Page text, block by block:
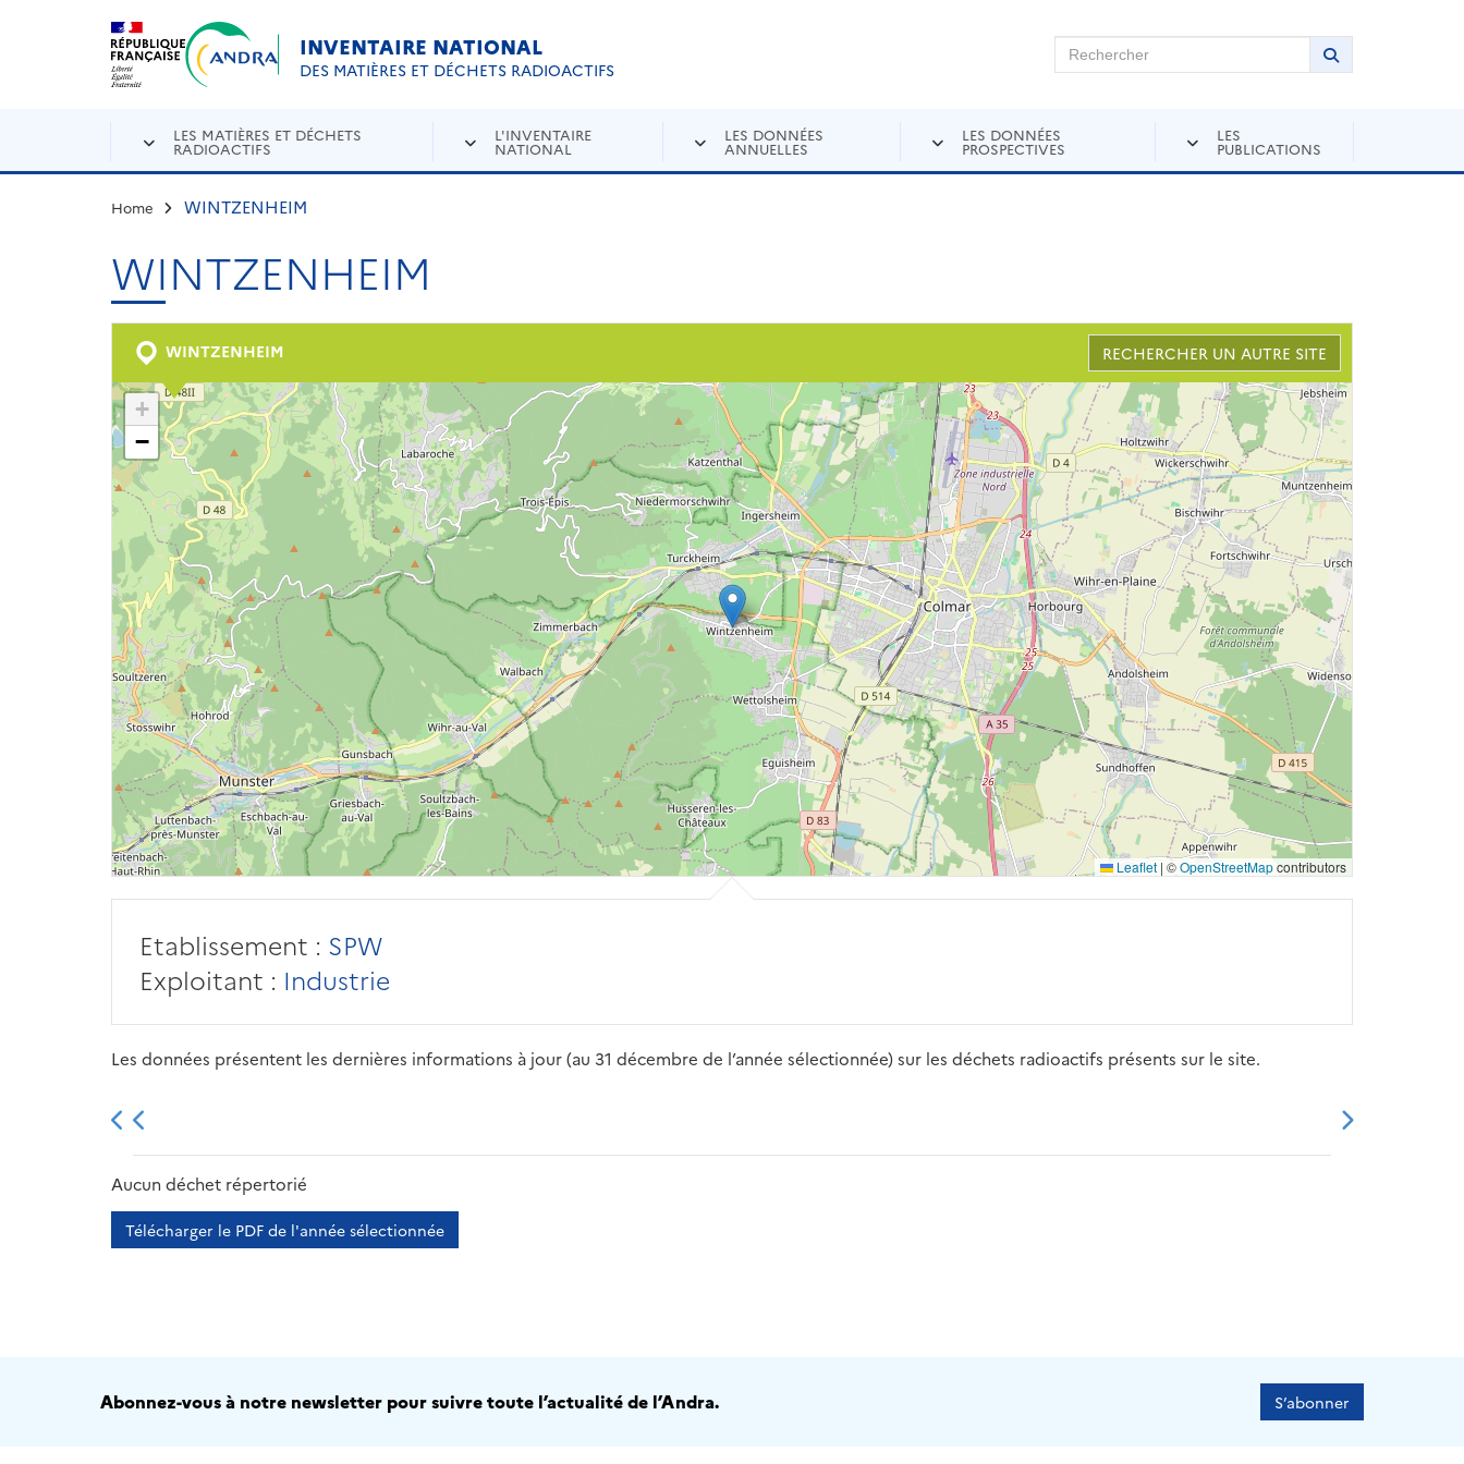
Aller au contenu principal
INVENTAIRE NATIONAL
DES MATIÈRES ET DÉCHETS RADIOACTIFS
Rechercher sur Andra Inventaire Rechercher
Lancer la
LES MATIÈRES ET DÉCHETS
RADIOACTIFS
L'INVENTAIRE
NATIONAL
LES DONNÉES
ANNUELLES
LES DONNÉES
PROSPECTIVES
LES
PUBLICATIONS
Home WINTZENHEIM
WINTZENHEIM
WINTZENHEIM RECHERCHER UN AUTRE SITE
+
−
Leaflet | ©OpenStreetMapcontributors
Etablissement : SPW
Exploitant : Industrie
Les données présentent les dernières informations à jour (au 31 décembre de l’année sélectionnée) sur les déchets radioactifs présents sur le site.
2013 2014
Aucun déchet répertorié
Télécharger le PDF de l'année sélectionnée
Abonnez-vous à notre newsletter pour suivre toute l’actualité de l’Andra. S’abonner